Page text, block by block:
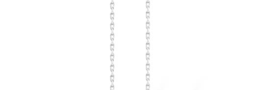
ГРАФИК ПЛАТЕЖЕЙ